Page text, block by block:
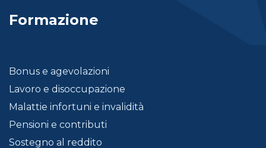
Formazione
Bonus e agevolazioni
Lavoro e disoccupazione
Malattie infortuni e invalidità
Pensioni e contributi
Sostegno al reddito